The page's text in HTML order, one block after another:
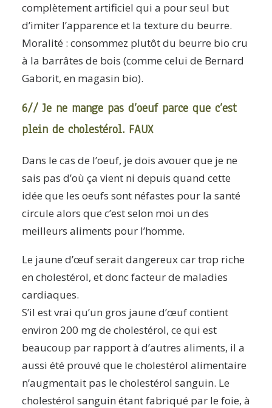
complètement artificiel qui a pour seul but
d’imiter l’apparence et la texture du beurre.
Moralité : consommez plutôt du beurre bio cru
à la barrâtes de bois (comme celui de Bernard
Gaborit, en magasin bio).
6// Je ne mange pas d’oeuf parce que c’est
plein de cholestérol. FAUX
Dans le cas de l’oeuf, je dois avouer que je ne
sais pas d’où ça vient ni depuis quand cette
idée que les oeufs sont néfastes pour la santé
circule alors que c’est selon moi un des
meilleurs aliments pour l’homme.
Le jaune d’œuf serait dangereux car trop riche
en cholestérol, et donc facteur de maladies
cardiaques.
S’il est vrai qu’un gros jaune d’œuf contient
environ 200 mg de cholestérol, ce qui est
beaucoup par rapport à d’autres aliments, il a
aussi été prouvé que le cholestérol alimentaire
n’augmentait pas le cholestérol sanguin. Le
cholestérol sanguin étant fabriqué par le foie, à